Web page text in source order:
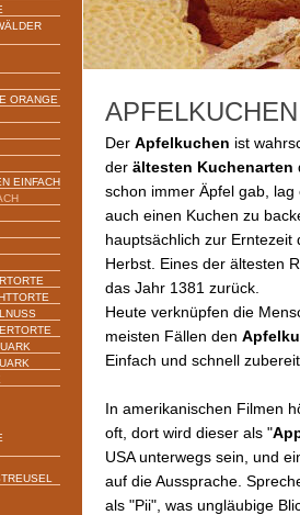
ORANGE
EINFACH
Der Apfelkuchen ist
der ältesten Kuchenarten
schon immer Äpfel gab,
auch einen Kuchen zu
hauptsächlich zur Erntezeit
Herbst. Eines der ältesten
das Jahr 1381 zurück.
Heute verknüpfen die
meisten Fällen den
Einfach und schnell
In amerikanischen Filmen
oft, dort wird dieser als "
USA unterwegs sein, und
auf die Aussprache.
als "Pii", was ungläubige